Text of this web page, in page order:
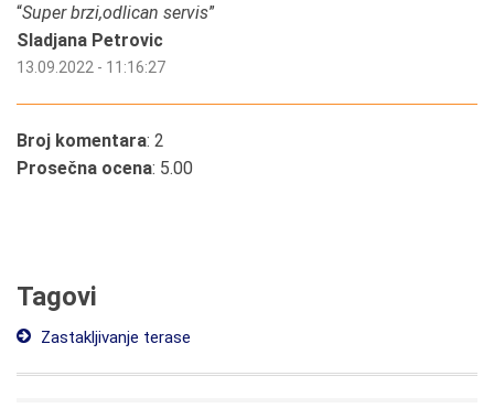
“Super brzi,odlican servis”
Sladjana Petrovic
13.09.2022 - 11:16:27
Broj komentara: 2
Prosečna ocena: 5.00
Tagovi
Zastakljivanje terase